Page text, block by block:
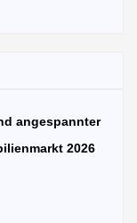
angespannter
2026